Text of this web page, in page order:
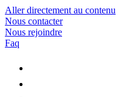
Aller directement au contenu
Nous contacter
Nous rejoindre
Faq